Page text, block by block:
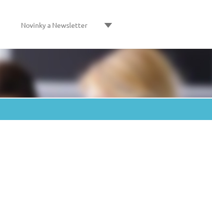
Novinky a Newsletter